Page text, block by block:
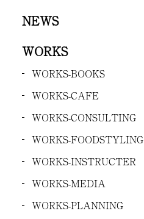
NEWS
WORKS
WORKS-BOOKS
WORKS-CAFE
WORKS-CONSULTING
WORKS-FOODSTYLING
WORKS-INSTRUCTER
WORKS-MEDIA
WORKS-PLANNING